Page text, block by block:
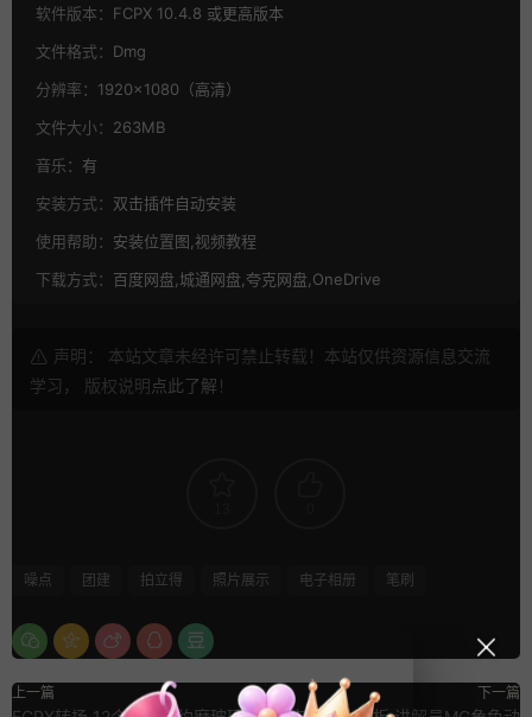
软件版本： FCPX 10.4.8 或更高版本
文件格式： Dmg
分辨率： 1920×1080（高清）
文件大小： 263MB
音乐： 有
安装方式： 双击插件自动安装
使用帮助： 安装位置图,视频教程
下载方式： 百度网盘,城通网盘,夸克网盘,OneDrive
声明： 本站文章未经许可禁止转载！本站仅供资源信息交流
学习， 版权说明点此了解 ！
噪点 团建 拍立得 照片展示 电子相册 笔刷
上一篇 下一篇